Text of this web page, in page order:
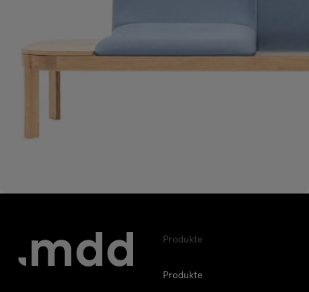
Produkte
Produkte